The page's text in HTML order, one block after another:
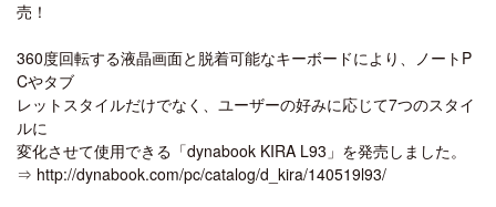
売！
360度回転する液晶画面と脱着可能なキーボードにより、ノートP
Cやタブ
レットスタイルだけでなく、ユーザーの好みに応じて7つのスタイ
ルに
変化させて使用できる「dynabook KIRA L93」を発売しました。
⇒ http://dynabook.com/pc/catalog/d_kira/140519l93/